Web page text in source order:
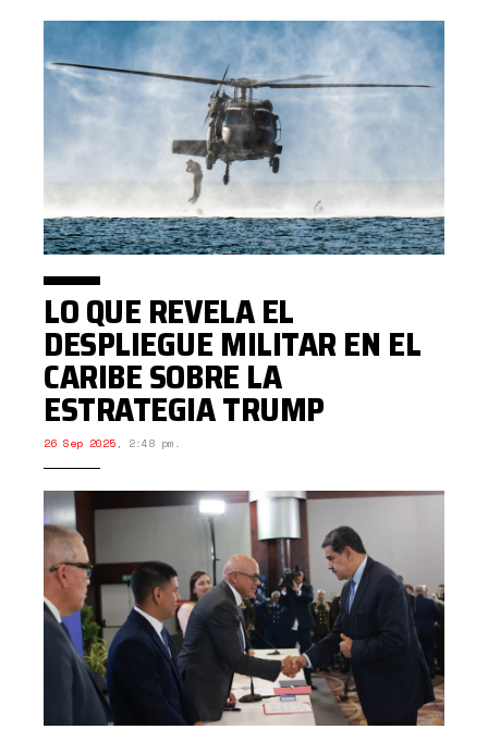
LO QUE REVELA EL
DESPLIEGUE MILITAR EN EL
CARIBE SOBRE LA
ESTRATEGIA TRUMP
26 Sep 2025, 2:48 pm.